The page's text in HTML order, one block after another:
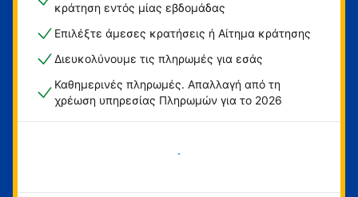
κράτηση εντός μίας εβδομάδας
Επιλέξτε άμεσες κρατήσεις ή Αίτημα κράτησης
Διευκολύνουμε τις πληρωμές για εσάς
Καθημερινές πληρωμές. Απαλλαγή από τη
χρέωση υπηρεσίας Πληρωμών για το 2026
Ξεκινήστε τώρα